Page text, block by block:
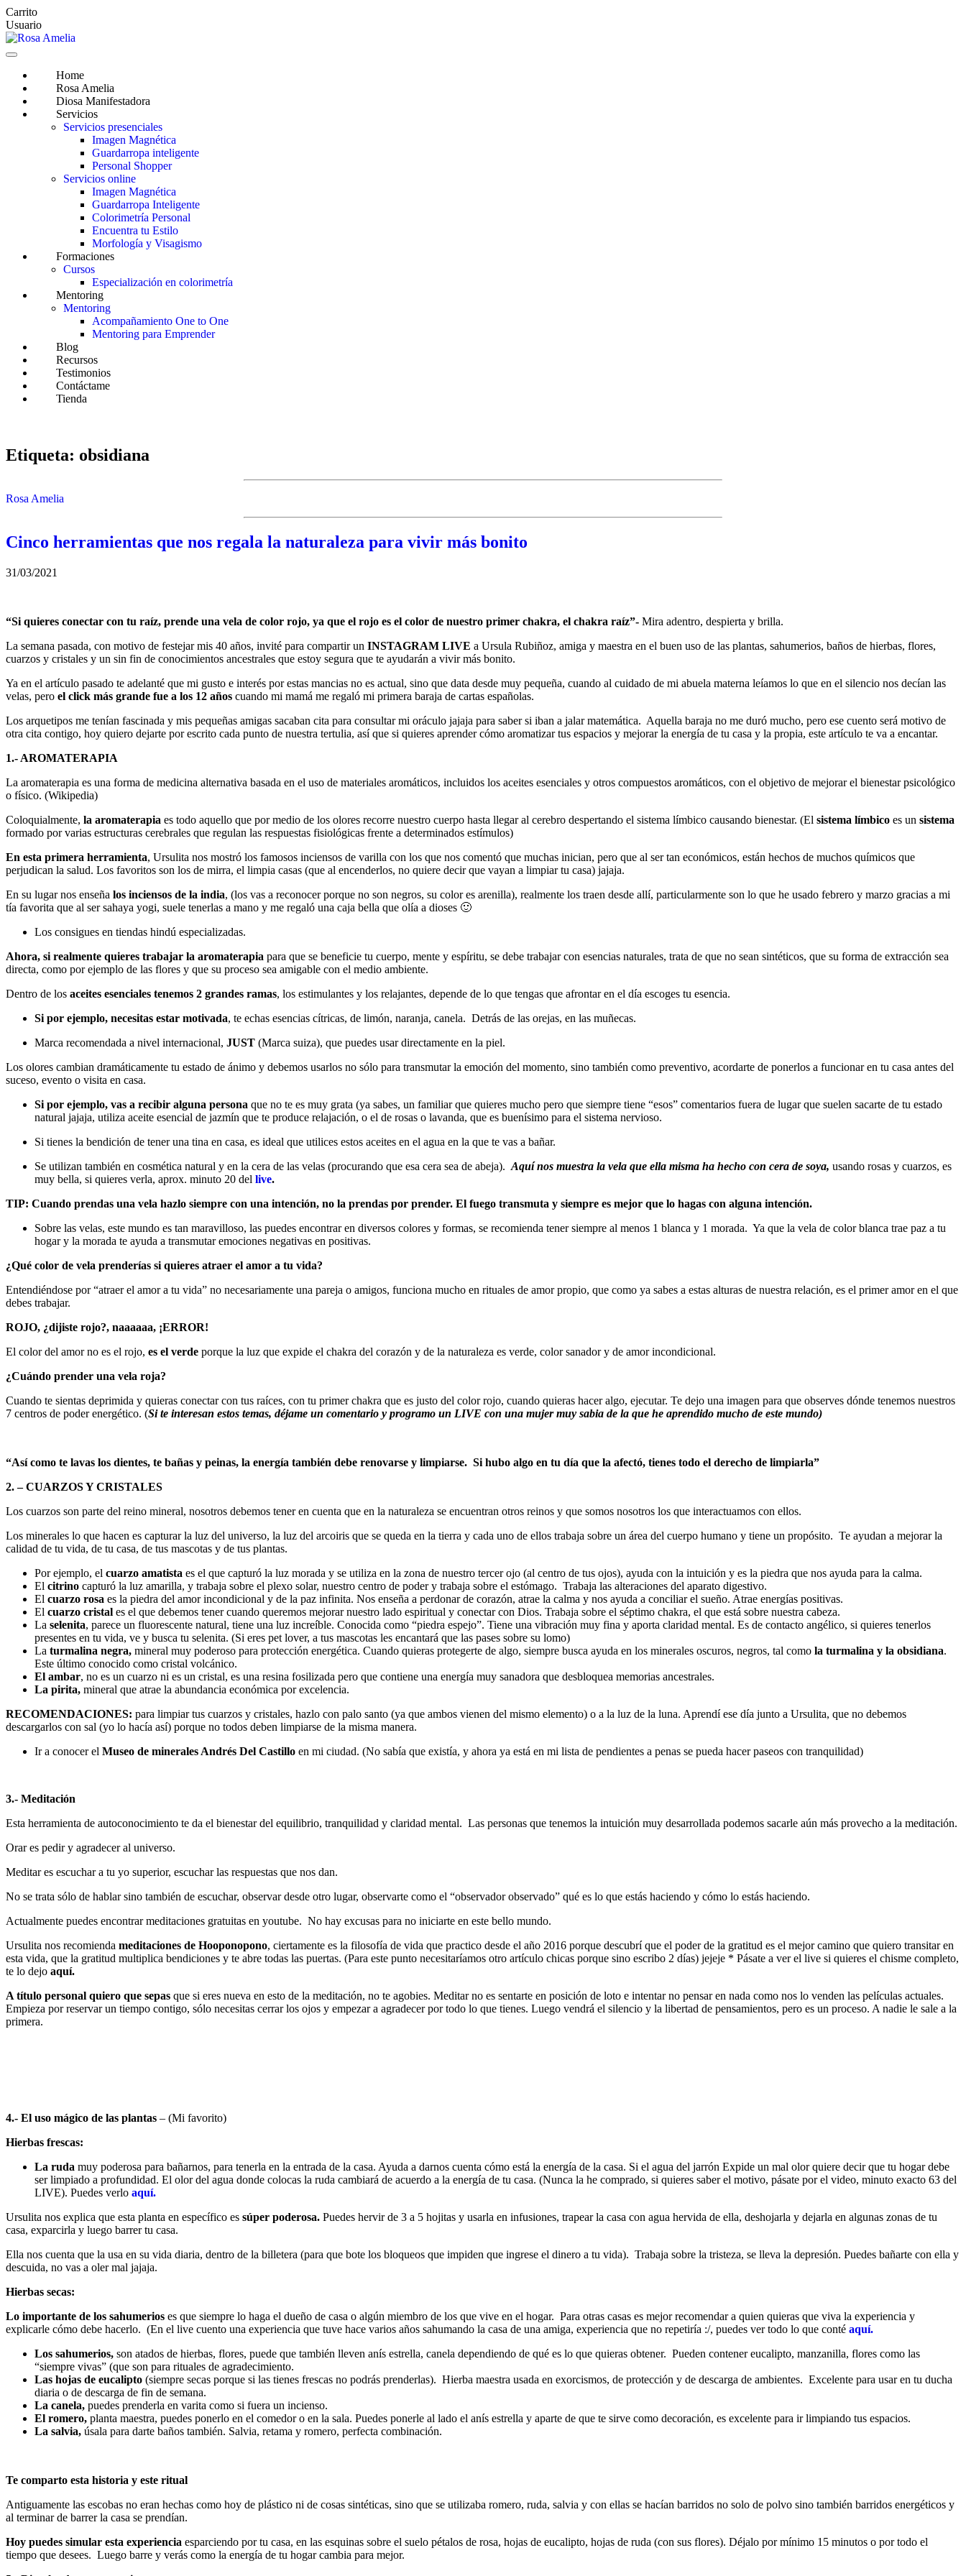
Saltar
al
contenido
Carrito
Usuario
Home
Rosa Amelia
Diosa Manifestadora
Servicios
Servicios presenciales
Imagen Magnética
Guardarropa inteligente
Personal Shopper
Servicios online
Imagen Magnética
Guardarropa Inteligente
Colorimetría Personal
Encuentra tu Estilo
Morfología y Visagismo
Formaciones
Cursos
Especialización en colorimetría
Mentoring
Mentoring
Acompañamiento One to One
Mentoring para Emprender
Blog
Recursos
Testimonios
Contáctame
Tienda
Etiqueta: obsidiana
Rosa Amelia
Cinco herramientas que nos regala la naturaleza para vivir más bonito
31/03/2021
“Si quieres conectar con tu raíz, prende una vela de color rojo, ya que el rojo es el color de nuestro primer chakra, el chakra raíz”- Mira adentro, despierta y brilla.
La semana pasada, con motivo de festejar mis 40 años, invité para compartir un INSTAGRAM LIVE a Ursula Rubiñoz, amiga y maestra en el buen uso de las plantas, sahumerios, baños de hierbas, flores,
cuarzos y cristales y un sin fin de conocimientos ancestrales que estoy segura que te ayudarán a vivir más bonito.
Ya en el artículo pasado te adelanté que mi gusto e interés por estas mancias no es actual, sino que data desde muy pequeña, cuando al cuidado de mi abuela materna leíamos lo que en el silencio nos decían las
velas, pero el click más grande fue a los 12 años cuando mi mamá me regaló mi primera baraja de cartas españolas.
Los arquetipos me tenían fascinada y mis pequeñas amigas sacaban cita para consultar mi oráculo jajaja para saber si iban a jalar matemática. Aquella baraja no me duró mucho, pero ese cuento será motivo de
otra cita contigo, hoy quiero dejarte por escrito cada punto de nuestra tertulia, así que si quieres aprender cómo aromatizar tus espacios y mejorar la energía de tu casa y la propia, este artículo te va a encantar.
1.- AROMATERAPIA
La aromaterapia es una forma de medicina alternativa basada en el uso de materiales aromáticos, incluidos los aceites esenciales y otros compuestos aromáticos, con el objetivo de mejorar el bienestar psicológico
o físico​. (Wikipedia)
Coloquialmente, la aromaterapia es todo aquello que por medio de los olores recorre nuestro cuerpo hasta llegar al cerebro despertando el sistema límbico causando bienestar. (El sistema límbico es un sistema
formado por varias estructuras cerebrales que regulan las respuestas fisiológicas frente a determinados estímulos)
En esta primera herramienta, Ursulita nos mostró los famosos inciensos de varilla con los que nos comentó que muchas inician, pero que al ser tan económicos, están hechos de muchos químicos que
perjudican la salud. Los favoritos son los de mirra, el limpia casas (que al encenderlos, no quiere decir que vayan a limpiar tu casa) jajaja.
En su lugar nos enseña los inciensos de la india, (los vas a reconocer porque no son negros, su color es arenilla), realmente los traen desde allí, particularmente son lo que he usado febrero y marzo gracias a mi
tía favorita que al ser sahaya yogi, suele tenerlas a mano y me regaló una caja bella que olía a dioses 🙂
Los consigues en tiendas hindú especializadas.
Ahora, si realmente quieres trabajar la aromaterapia para que se beneficie tu cuerpo, mente y espíritu, se debe trabajar con esencias naturales, trata de que no sean sintéticos, que su forma de extracción sea
directa, como por ejemplo de las flores y que su proceso sea amigable con el medio ambiente.
Dentro de los aceites esenciales tenemos 2 grandes ramas, los estimulantes y los relajantes, depende de lo que tengas que afrontar en el día escoges tu esencia.
Si por ejemplo, necesitas estar motivada, te echas esencias cítricas, de limón, naranja, canela. Detrás de las orejas, en las muñecas.
Marca recomendada a nivel internacional, JUST (Marca suiza), que puedes usar directamente en la piel.
Los olores cambian dramáticamente tu estado de ánimo y debemos usarlos no sólo para transmutar la emoción del momento, sino también como preventivo, acordarte de ponerlos a funcionar en tu casa antes del
suceso, evento o visita en casa.
Si por ejemplo, vas a recibir alguna persona que no te es muy grata (ya sabes, un familiar que quieres mucho pero que siempre tiene “esos” comentarios fuera de lugar que suelen sacarte de tu estado
natural jajaja, utiliza aceite esencial de jazmín que te produce relajación, o el de rosas o lavanda, que es buenísimo para el sistema nervioso.
Si tienes la bendición de tener una tina en casa, es ideal que utilices estos aceites en el agua en la que te vas a bañar.
Se utilizan también en cosmética natural y en la cera de las velas (procurando que esa cera sea de abeja). Aquí nos muestra la vela que ella misma ha hecho con cera de soya, usando rosas y cuarzos, es
muy bella, si quieres verla, aprox. minuto 20 del live.
TIP: Cuando prendas una vela hazlo siempre con una intención, no la prendas por prender. El fuego transmuta y siempre es mejor que lo hagas con alguna intención.
Sobre las velas, este mundo es tan maravilloso, las puedes encontrar en diversos colores y formas, se recomienda tener siempre al menos 1 blanca y 1 morada. Ya que la vela de color blanca trae paz a tu
hogar y la morada te ayuda a transmutar emociones negativas en positivas.
¿Qué color de vela prenderías si quieres atraer el amor a tu vida?
Entendiéndose por “atraer el amor a tu vida” no necesariamente una pareja o amigos, funciona mucho en rituales de amor propio, que como ya sabes a estas alturas de nuestra relación, es el primer amor en el que
debes trabajar.
ROJO, ¿dijiste rojo?, naaaaaa, ¡ERROR!
El color del amor no es el rojo, es el verde porque la luz que expide el chakra del corazón y de la naturaleza es verde, color sanador y de amor incondicional.
¿Cuándo prender una vela roja?
Cuando te sientas deprimida y quieras conectar con tus raíces, con tu primer chakra que es justo del color rojo, cuando quieras hacer algo, ejecutar. Te dejo una imagen para que observes dónde tenemos nuestros
7 centros de poder energético. (Si te interesan estos temas, déjame un comentario y programo un LIVE con una mujer muy sabia de la que he aprendido mucho de este mundo)
“Así como te lavas los dientes, te bañas y peinas, la energía también debe renovarse y limpiarse. Si hubo algo en tu día que la afectó, tienes todo el derecho de limpiarla”
2. – CUARZOS Y CRISTALES
Los cuarzos son parte del reino mineral, nosotros debemos tener en cuenta que en la naturaleza se encuentran otros reinos y que somos nosotros los que interactuamos con ellos.
Los minerales lo que hacen es capturar la luz del universo, la luz del arcoiris que se queda en la tierra y cada uno de ellos trabaja sobre un área del cuerpo humano y tiene un propósito. Te ayudan a mejorar la
calidad de tu vida, de tu casa, de tus mascotas y de tus plantas.
Por ejemplo, el cuarzo amatista es el que capturó la luz morada y se utiliza en la zona de nuestro tercer ojo (al centro de tus ojos), ayuda con la intuición y es la piedra que nos ayuda para la calma.
El citrino capturó la luz amarilla, y trabaja sobre el plexo solar, nuestro centro de poder y trabaja sobre el estómago. Trabaja las alteraciones del aparato digestivo.
El cuarzo rosa es la piedra del amor incondicional y de la paz infinita. Nos enseña a perdonar de corazón, atrae la calma y nos ayuda a conciliar el sueño. Atrae energías positivas.
El cuarzo cristal es el que debemos tener cuando queremos mejorar nuestro lado espiritual y conectar con Dios. Trabaja sobre el séptimo chakra, el que está sobre nuestra cabeza.
La selenita, parece un fluorescente natural, tiene una luz increíble. Conocida como “piedra espejo”. Tiene una vibración muy fina y aporta claridad mental. Es de contacto angélico, si quieres tenerlos
presentes en tu vida, ve y busca tu selenita. (Si eres pet lover, a tus mascotas les encantará que las pases sobre su lomo)
La turmalina negra, mineral muy poderoso para protección energética. Cuando quieras protegerte de algo, siempre busca ayuda en los minerales oscuros, negros, tal como la turmalina y la obsidiana.
Este último conocido como cristal volcánico.
El ambar, no es un cuarzo ni es un cristal, es una resina fosilizada pero que contiene una energía muy sanadora que desbloquea memorias ancestrales.
La pirita, mineral que atrae la abundancia económica por excelencia.
RECOMENDACIONES: para limpiar tus cuarzos y cristales, hazlo con palo santo (ya que ambos vienen del mismo elemento) o a la luz de la luna. Aprendí ese día junto a Ursulita, que no debemos
descargarlos con sal (yo lo hacía así) porque no todos deben limpiarse de la misma manera.
Ir a conocer el Museo de minerales Andrés Del Castillo en mi ciudad. (No sabía que existía, y ahora ya está en mi lista de pendientes a penas se pueda hacer paseos con tranquilidad)
3.- Meditación
Esta herramienta de autoconocimiento te da el bienestar del equilibrio, tranquilidad y claridad mental. Las personas que tenemos la intuición muy desarrollada podemos sacarle aún más provecho a la meditación.
Orar es pedir y agradecer al universo.
Meditar es escuchar a tu yo superior, escuchar las respuestas que nos dan.
No se trata sólo de hablar sino también de escuchar, observar desde otro lugar, observarte como el “observador observado” qué es lo que estás haciendo y cómo lo estás haciendo.
Actualmente puedes encontrar meditaciones gratuitas en youtube. No hay excusas para no iniciarte en este bello mundo.
Ursulita nos recomienda meditaciones de Hooponopono, ciertamente es la filosofía de vida que practico desde el año 2016 porque descubrí que el poder de la gratitud es el mejor camino que quiero transitar en
esta vida, que la gratitud multiplica bendiciones y te abre todas las puertas. (Para este punto necesitaríamos otro artículo chicas porque sino escribo 2 días) jejeje * Pásate a ver el live si quieres el chisme completo,
te lo dejo aquí.
A título personal quiero que sepas que si eres nueva en esto de la meditación, no te agobies. Meditar no es sentarte en posición de loto e intentar no pensar en nada como nos lo venden las películas actuales.
Empieza por reservar un tiempo contigo, sólo necesitas cerrar los ojos y empezar a agradecer por todo lo que tienes. Luego vendrá el silencio y la libertad de pensamientos, pero es un proceso. A nadie le sale a la
primera.
4.- El uso mágico de las plantas – (Mi favorito)
Hierbas frescas:
La ruda muy poderosa para bañarnos, para tenerla en la entrada de la casa. Ayuda a darnos cuenta cómo está la energía de la casa. Si el agua del jarrón Expide un mal olor quiere decir que tu hogar debe
ser limpiado a profundidad. El olor del agua donde colocas la ruda cambiará de acuerdo a la energía de tu casa. (Nunca la he comprado, si quieres saber el motivo, pásate por el video, minuto exacto 63 del
LIVE). Puedes verlo aquí.
Ursulita nos explica que esta planta en específico es súper poderosa. Puedes hervir de 3 a 5 hojitas y usarla en infusiones, trapear la casa con agua hervida de ella, deshojarla y dejarla en algunas zonas de tu
casa, exparcirla y luego barrer tu casa.
Ella nos cuenta que la usa en su vida diaria, dentro de la billetera (para que bote los bloqueos que impiden que ingrese el dinero a tu vida). Trabaja sobre la tristeza, se lleva la depresión. Puedes bañarte con ella y
descuida, no vas a oler mal jajaja.
Hierbas secas:
Lo importante de los sahumerios es que siempre lo haga el dueño de casa o algún miembro de los que vive en el hogar. Para otras casas es mejor recomendar a quien quieras que viva la experiencia y
explicarle cómo debe hacerlo. (En el live cuento una experiencia que tuve hace varios años sahumando la casa de una amiga, experiencia que no repetiría :/, puedes ver todo lo que conté aquí.
Los sahumerios, son atados de hierbas, flores, puede que también lleven anís estrella, canela dependiendo de qué es lo que quieras obtener. Pueden contener eucalipto, manzanilla, flores como las
“siempre vivas” (que son para rituales de agradecimiento.
Las hojas de eucalipto (siempre secas porque si las tienes frescas no podrás prenderlas). Hierba maestra usada en exorcismos, de protección y de descarga de ambientes. Excelente para usar en tu ducha
diaria o de descarga de fin de semana.
La canela, puedes prenderla en varita como si fuera un incienso.
El romero, planta maestra, puedes ponerlo en el comedor o en la sala. Puedes ponerle al lado el anís estrella y aparte de que te sirve como decoración, es excelente para ir limpiando tus espacios.
La salvia, úsala para darte baños también. Salvia, retama y romero, perfecta combinación.
Te comparto esta historia y este ritual
Antiguamente las escobas no eran hechas como hoy de plástico ni de cosas sintéticas, sino que se utilizaba romero, ruda, salvia y con ellas se hacían barridos no solo de polvo sino también barridos energéticos y
al terminar de barrer la casa se prendían.
Hoy puedes simular esta experiencia esparciendo por tu casa, en las esquinas sobre el suelo pétalos de rosa, hojas de eucalipto, hojas de ruda (con sus flores). Déjalo por mínimo 15 minutos o por todo el
tiempo que desees. Luego barre y verás como la energía de tu hogar cambia para mejor.